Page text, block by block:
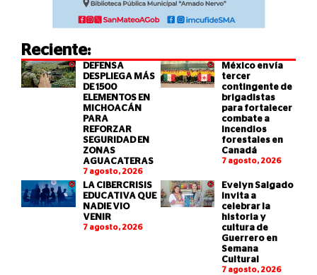
Reciente:
DEFENSA
DESPLIEGA MÁS
DE 1500
ELEMENTOS EN
MICHOACÁN
PARA
REFORZAR
SEGURIDAD EN
ZONAS
AGUACATERAS
7 agosto, 2026
México envía
tercer
contingente de
brigadistas
para fortalecer
combate a
incendios
forestales en
Canadá
7 agosto, 2026
LA CIBERCRISIS
EDUCATIVA QUE
NADIE VIO
VENIR
7 agosto, 2026
Evelyn Salgado
invita a
celebrar la
historia y
cultura de
Guerrero en
Semana
Cultural
7 agosto, 2026